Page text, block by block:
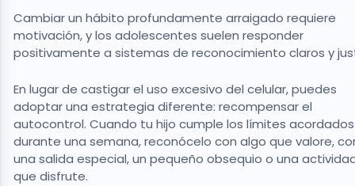
Cambiar un hábito profundamente arraigado requiere
motivación, y los adolescentes suelen responder
positivamente a sistemas de reconocimiento claros y
En lugar de castigar el uso excesivo del celular, puedes
adoptar una estrategia diferente: recompensar el
autocontrol. Cuando tu hijo cumple los límites acordados
durante una semana, reconócelo con algo que valore,
una salida especial, un pequeño obsequio o una
que disfrute.